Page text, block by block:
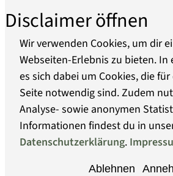
Die 1961 eröffnete
zur Stiftung Brandenburgische
Die damals begonnene
Neugestaltung folgt einem
Gesamtkonzept folgt, das dem
Geschichte am authentische
machen will. In 13
konkrete Geschichte des
Ortes mit einer darüber hinaus
ehemaligen Häftlingslager
Über uns
Barrierefreiheit
Datenschutz
Disclaimer öffnen
Wir verwenden Cookies, um dir
Webseiten-Erlebnis zu bieten.
es sich dabei um Cookies, die
Seite notwendig sind. Zudem
Analyse- sowie anonymen
Informationen findest du in
Datenschutzerklärung.
Ablehnen